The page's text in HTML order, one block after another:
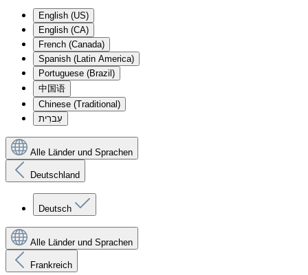
English (US)
English (CA)
French (Canada)
Spanish (Latin America)
Portuguese (Brazil)
中国语
Chinese (Traditional)
עִברִית
Alle Länder und Sprachen
Deutschland
Deutsch
Alle Länder und Sprachen
Frankreich